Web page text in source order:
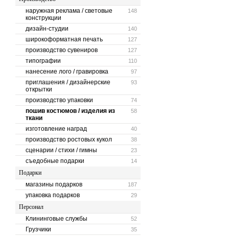
148
наружная реклама / световые
конструкции
140
дизайн-студии
127
широкоформатная печать
127
производство сувениров
110
типографии
97
нанесение лого / гравировка
93
приглашения / дизайнерские
открытки
74
производство упаковки
58
пошив костюмов / изделия из
ткани
40
изготовление наград
38
производство ростовых кукол
23
сценарии / стихи / гимны
14
съедобные подарки
Подарки
187
магазины подарков
29
упаковка подарков
Персонал
52
Клининговые службы
35
Грузчики